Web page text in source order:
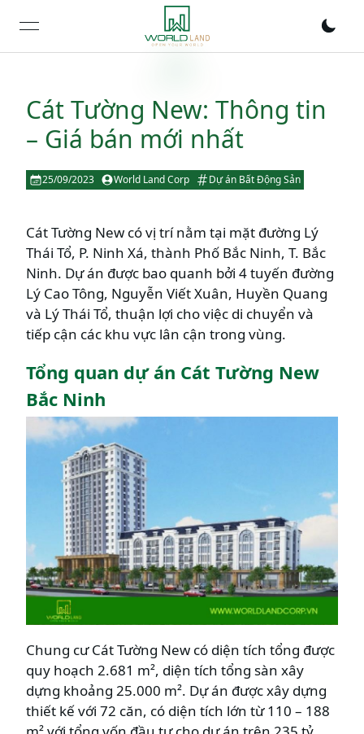
open navigation menu
Cát Tường New: Thông tin
– Giá bán mới nhất
25/09/2023 World Land Corp Dự án Bất Động Sản
Cát Tường New có vị trí nằm tại mặt đường Lý
Thái Tổ, P. Ninh Xá, thành Phố Bắc Ninh, T. Bắc
Ninh. Dự án được bao quanh bởi 4 tuyến đường
Lý Cao Tông, Nguyễn Viết Xuân, Huyền Quang
và Lý Thái Tổ, thuận lợi cho việc di chuyển và
tiếp cận các khu vực lân cận trong vùng.
Tổng quan dự án Cát Tường New
Bắc Ninh
Chung cư Cát Tường New có diện tích tổng được
quy hoạch 2.681 m², diện tích tổng sàn xây
dựng khoảng 25.000 m². Dự án được xây dựng
thiết kế với 72 căn, có diện tích lớn từ 110 – 188